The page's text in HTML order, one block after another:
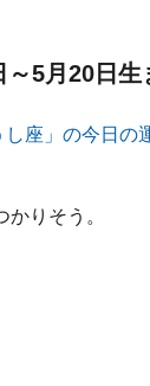
5月20日生
りそう。